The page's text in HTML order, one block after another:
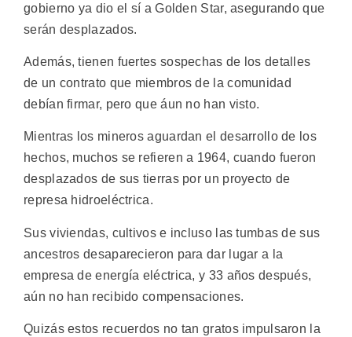
gobierno ya dio el sí a Golden Star, asegurando que
serán desplazados.
Además, tienen fuertes sospechas de los detalles
de un contrato que miembros de la comunidad
debían firmar, pero que áun no han visto.
Mientras los mineros aguardan el desarrollo de los
hechos, muchos se refieren a 1964, cuando fueron
desplazados de sus tierras por un proyecto de
represa hidroeléctrica.
Sus viviendas, cultivos e incluso las tumbas de sus
ancestros desaparecieron para dar lugar a la
empresa de energía eléctrica, y 33 años después,
aún no han recibido compensaciones.
Quizás estos recuerdos no tan gratos impulsaron la